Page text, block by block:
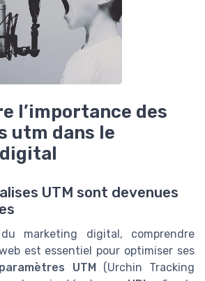
l’importance des
utm dans le
UTM sont devenues
marketing digital, comprendre
est essentiel pour optimiser ses
paramètres UTM(Urchin Tracking